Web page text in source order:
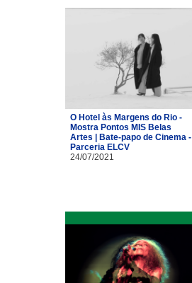
O Hotel às Margens do Rio -
Mostra Pontos MIS Belas
Artes | Bate-papo de Cinema -
Parceria ELCV
24/07/2021